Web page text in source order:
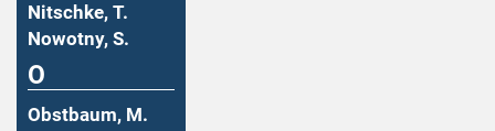
Nitschke, T.
Nowotny, S.
O
Obstbaum, M.